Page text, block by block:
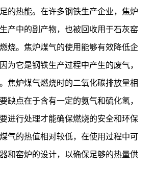
的热能。在许多钢铁生产企业，焦炉
产中的副产物，也被回收用于石灰窑
烧。焦炉煤气的使用能够有效降低企
为它是钢铁生产过程中产生的废气，
焦炉煤气燃烧时的二氧化碳排放量相
缺点在于含有一定的氨气和硫化氢，
进行处理才能确保燃烧的安全和环保
气的热值相对较低，在使用过程中可
和窑炉的设计，以确保足够的热量供